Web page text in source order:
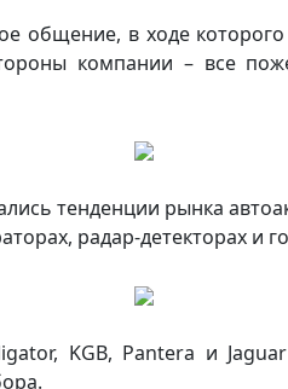
общение, в ходе
компании – все
тенденции рынка
радар-детекторах и
KGB, Pantera и